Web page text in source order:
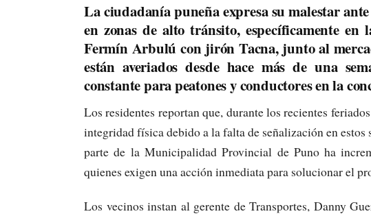
La ciudadanía puneña expresa su malestar
en zonas de alto tránsito, específicamente
Fermín Arbulú con jirón Tacna, junto al
están averiados desde hace más de una
constante para peatones y conductores en la
Los residentes reportan que, durante los recientes
integridad física debido a la falta de señalización en estos
parte de la Municipalidad Provincial de Puno ha
quienes exigen una acción inmediata para solucionar el
Los vecinos instan al gerente de Transportes, Danny